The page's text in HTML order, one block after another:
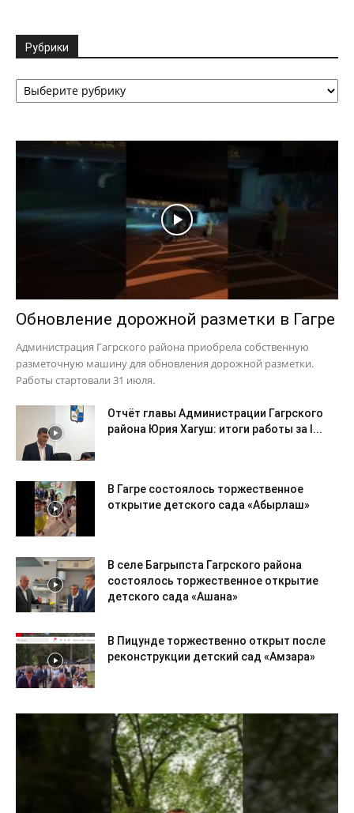
Рубрики
Рубрики
Обновление дорожной разметки в Гагре
Администрация Гагрского района приобрела собственную
разметочную машину для обновления дорожной разметки.
Работы стартовали 31 июля.
Отчёт главы Администрации Гагрского
района Юрия Хагуш: итоги работы за I...
В Гагре состоялось торжественное
открытие детского сада «Абырлаш»
В селе Багрыпста Гагрского района
состоялось торжественное открытие
детского сада «Ашана»
В Пицунде торжественно открыт после
реконструкции детский сад «Амзара»